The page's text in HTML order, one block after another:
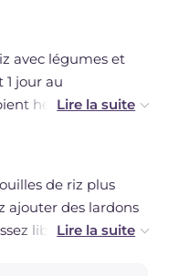
avec légumes et
jour au
hermétique.
de riz plus
ajouter des lardons
libre cours à